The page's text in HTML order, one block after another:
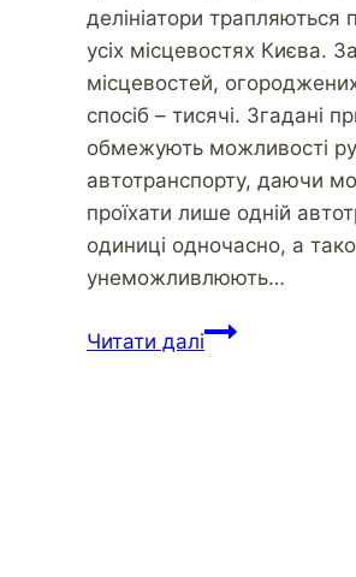
делініатори трапляються
усіх місцевостях Києва.
місцевостей,
спосіб – тисячі. Згадані
обмежують можливості
автотранспорту, даючи
проїхати лише одній
одиниці одночасно, а
унеможливлюють…
Читати далі